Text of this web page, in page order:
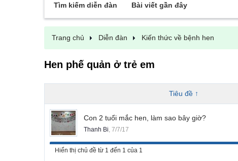
Trang chủ Diễn đàn Kiến thức về bệnh hen
Hen phế quản ở trẻ em
Tiêu đề ↑
Con 2 tuổi mắc hen, làm sao bây giờ?
Thanh Bi, 7/7/17
Hiển thị chủ đề từ 1 đến 1 của 1
Tìm kiếm diễn đàn Bài viết gần đây